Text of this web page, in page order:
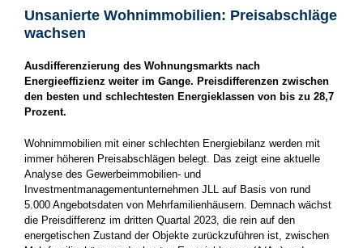
Unsanierte Wohnimmobilien: Preisabschläge
wachsen
Ausdifferenzierung des Wohnungsmarkts nach
Energieeffizienz weiter im Gange. Preisdifferenzen zwischen
den besten und schlechtesten Energieklassen von bis zu 28,7
Prozent.
Wohnimmobilien mit einer schlechten Energiebilanz werden mit
immer höheren Preisabschlägen belegt. Das zeigt eine aktuelle
Analyse des Gewerbeimmobilien- und
Investmentmanagementunternehmen JLL auf Basis von rund
5.000 Angebotsdaten von Mehrfamilienhäusern. Demnach wächst
die Preisdifferenz im dritten Quartal 2023, die rein auf den
energetischen Zustand der Objekte zurückzuführen ist, zwischen